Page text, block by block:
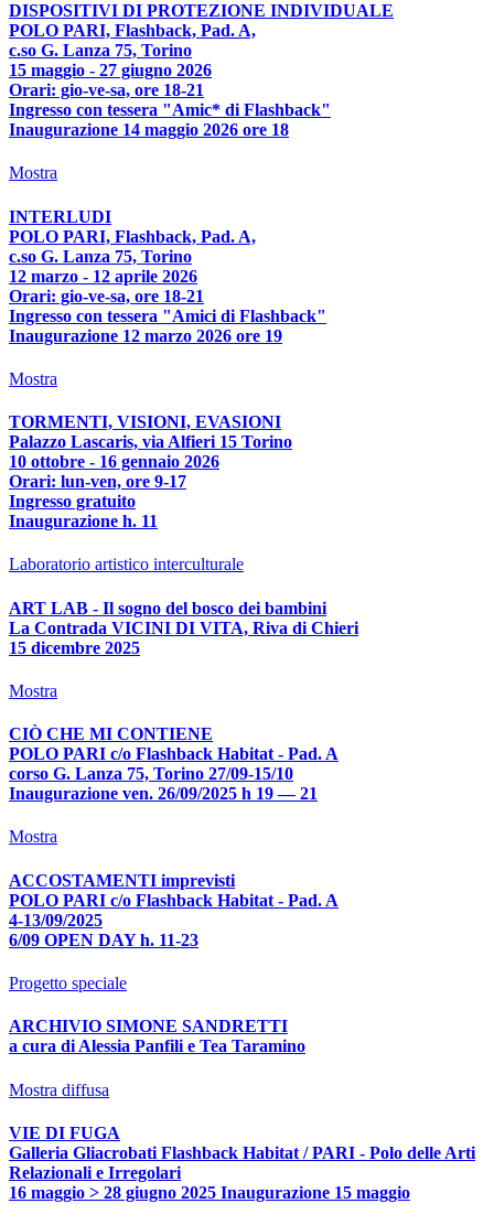
DISPOSITIVI DI PROTEZIONE INDIVIDUALE
POLO PARI, Flashback, Pad. A,
c.so G. Lanza 75, Torino
15 maggio - 27 giugno 2026
Orari: gio-ve-sa, ore 18-21
Ingresso con tessera "Amic* di Flashback"
Inaugurazione 14 maggio 2026 ore 18
Mostra
INTERLUDI
POLO PARI, Flashback, Pad. A,
c.so G. Lanza 75, Torino
12 marzo - 12 aprile 2026
Orari: gio-ve-sa, ore 18-21
Ingresso con tessera "Amici di Flashback"
Inaugurazione 12 marzo 2026 ore 19
Mostra
TORMENTI, VISIONI, EVASIONI
Palazzo Lascaris, via Alfieri 15 Torino
10 ottobre - 16 gennaio 2026
Orari: lun-ven, ore 9-17
Ingresso gratuito
Inaugurazione h. 11
Laboratorio artistico interculturale
ART LAB - Il sogno del bosco dei bambini
La Contrada VICINI DI VITA, Riva di Chieri
15 dicembre 2025
Mostra
CIÒ CHE MI CONTIENE
POLO PARI c/o Flashback Habitat - Pad. A
corso G. Lanza 75, Torino 27/09-15/10
Inaugurazione ven. 26/09/2025 h 19 — 21
Mostra
ACCOSTAMENTI imprevisti
POLO PARI c/o Flashback Habitat - Pad. A
4-13/09/2025
6/09 OPEN DAY h. 11-23
Progetto speciale
ARCHIVIO SIMONE SANDRETTI
a cura di Alessia Panfili e Tea Taramino
Mostra diffusa
VIE DI FUGA
Galleria Gliacrobati Flashback Habitat / PARI - Polo delle Arti
Relazionali e Irregolari
16 maggio > 28 giugno 2025 Inaugurazione 15 maggio